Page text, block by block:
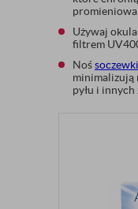
Używaj
filtrem
Noś
minimalizują
pyłu i innych